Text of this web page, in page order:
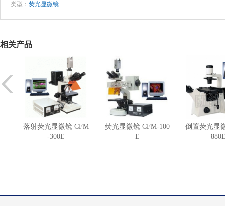
类型： 荧光显微镜
相关产品
落射荧光显微镜 CFM
-300E
荧光显微镜 CFM-100
E
倒置荧光显